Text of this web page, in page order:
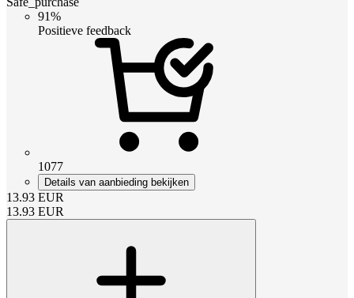
91%
Positieve feedback
1077
Details van aanbieding bekijken
13.93 EUR
13.93 EUR